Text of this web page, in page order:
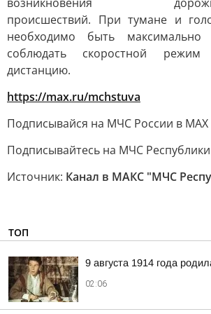
происшествий. При тумане и
необходимо быть максимально
соблюдать скоростной
дистанцию.
https://max.ru/mchstuva
Подписывайся на МЧС России в
Подписывайтесь на МЧС
Источник: Канал в МАКС "МЧС
ТОП
9 августа 1914 года
02:06